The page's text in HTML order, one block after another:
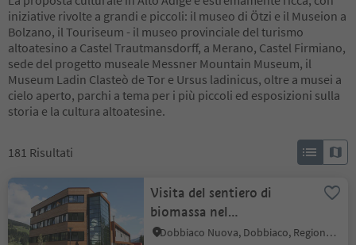
iniziative rivolte a grandi e piccoli: il museo di Ötzi e il Museion a
Bolzano, il Touriseum - il museo provinciale del turismo
altoatesino a Castel Trautmansdorff, a Merano, Castel Firmiano,
sede del progetto museale Messner Mountain Museum, il
Museum Ladin Clasteò de Tor e Ursus ladinicus, oltre a musei a
cielo aperto, parchi a tema per i più piccoli ed esposizioni sulla
storia e la cultura altoatesine.
181 Risultati
Visita del sentiero di
biomassa nel
teleriscaldamento
Dobbiaco Nuova, Dobbiaco, Regione dolomitica 3 Cime